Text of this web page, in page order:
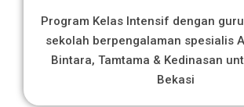
Program Kelas Intensif dengan
sekolah berpengalaman spesialis
Bintara, Tamtama & Kedinasan
Bekasi